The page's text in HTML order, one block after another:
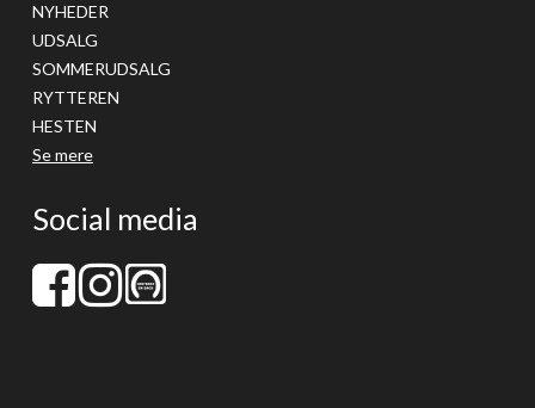
NYHEDER
UDSALG
SOMMERUDSALG
RYTTEREN
HESTEN
Se mere
Social media